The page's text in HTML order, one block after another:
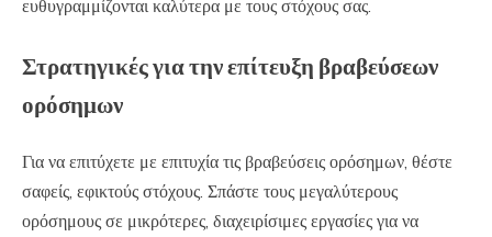
ευθυγραμμίζονται καλύτερα με τους στόχους σας.
Στρατηγικές για την επίτευξη βραβεύσεων
ορόσημων
Για να επιτύχετε με επιτυχία τις βραβεύσεις ορόσημων, θέστε
σαφείς, εφικτούς στόχους. Σπάστε τους μεγαλύτερους
ορόσημους σε μικρότερες, διαχειρίσιμες εργασίες για να